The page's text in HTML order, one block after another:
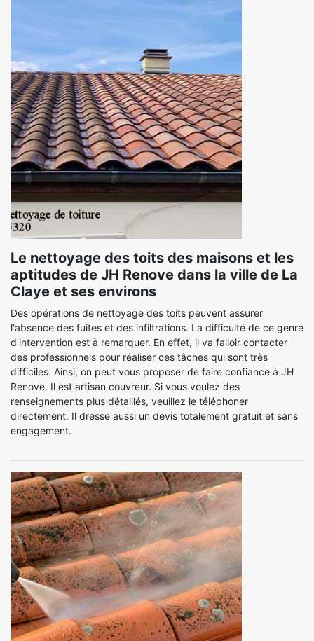
Le nettoyage des toits des maisons et les
aptitudes de JH Renove dans la ville de La
Claye et ses environs
Des opérations de nettoyage des toits peuvent assurer
l'absence des fuites et des infiltrations. La difficulté de ce genre
d'intervention est à remarquer. En effet, il va falloir contacter
des professionnels pour réaliser ces tâches qui sont très
difficiles. Ainsi, on peut vous proposer de faire confiance à JH
Renove. Il est artisan couvreur. Si vous voulez des
renseignements plus détaillés, veuillez le téléphoner
directement. Il dresse aussi un devis totalement gratuit et sans
engagement.